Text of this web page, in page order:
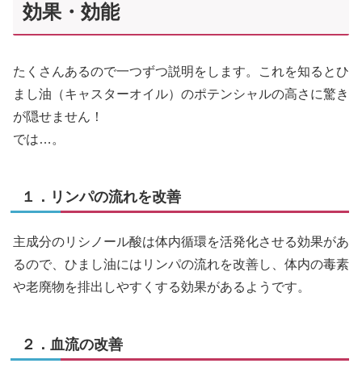
効果・効能
たくさんあるので一つずつ説明をします。これを知るとひ
まし油（キャスターオイル）のポテンシャルの高さに驚き
が隠せません！
では…。
１．リンパの流れを改善
主成分のリシノール酸は体内循環を活発化させる効果があ
るので、ひまし油にはリンパの流れを改善し、体内の毒素
や老廃物を排出しやすくする効果があるようです。
２．血流の改善